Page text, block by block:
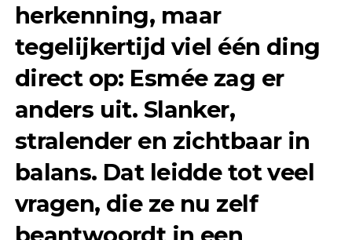
herkenning, maar
tegelijkertijd viel één ding
direct op: Esmée zag er
anders uit. Slanker,
stralender en zichtbaar in
balans. Dat leidde tot veel
vragen, die ze nu zelf